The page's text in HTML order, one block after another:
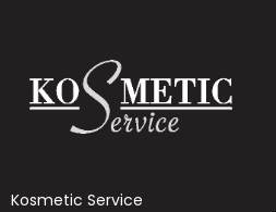
Kosmetic Service